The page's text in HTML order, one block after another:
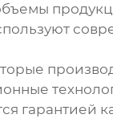
гарантией